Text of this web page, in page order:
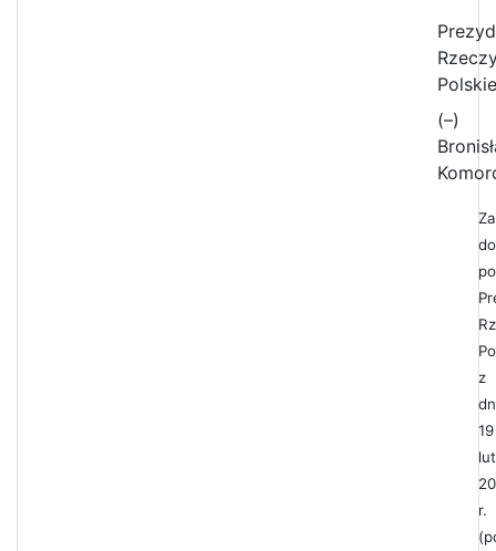
(–)
do
z
19
r.